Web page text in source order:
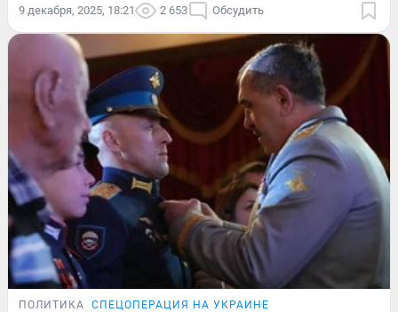
9 декабря, 2025, 18:21 2 653 Обсудить
ПОЛИТИКА СПЕЦОПЕРАЦИЯ НА УКРАИНЕ